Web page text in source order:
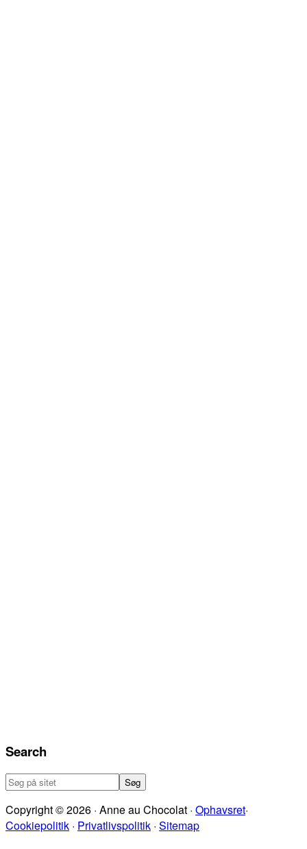
Search
Søg
sitet
Copyright © 2026 · Anne au Chocolat · Ophavsret·
Cookiepolitik · Privatlivspolitik · Sitemap